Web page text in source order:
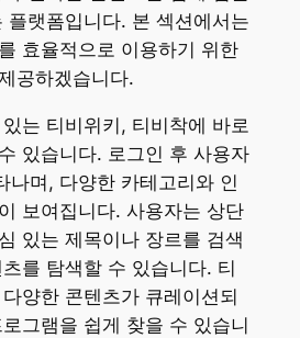
플랫폼입니다. 본 섹션에서는
효율적으로 이용하기 위한
공하겠습니다.
는 티비위키, 티비착에 바로
있습니다. 로그인 후 사용자
나며, 다양한 카테고리와 인
보여집니다. 사용자는 상단
있는 제목이나 장르를 검색
를 탐색할 수 있습니다. 티
양한 콘텐츠가 큐레이션되
그램을 쉽게 찾을 수 있습니